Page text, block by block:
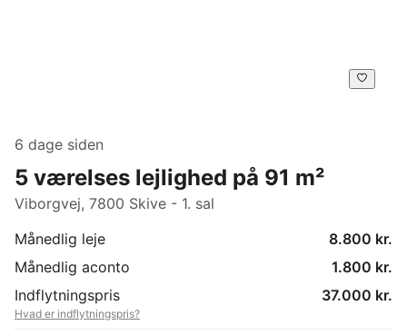
6 dage siden
5 værelses lejlighed på 91 m²
Viborgvej, 7800 Skive - 1. sal
Månedlig leje
8.800 kr.
Månedlig aconto
1.800 kr.
Indflytningspris
37.000 kr.
Hvad er indflytningspris?